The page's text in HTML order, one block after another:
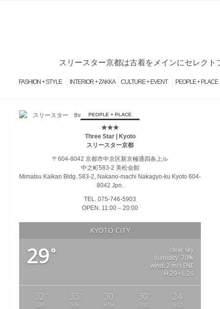
スリースター京都は古着をメインにセレク
FASHION + STYLE INTERIOR + ZAKKA CULTURE + EVENT PEOPLE + PLACE
займ на карту онлайн без отказаPEOPLE + PLACE
★★★
Three Star | Kyoto
スリースター京都
〒604-8042 京都市中京区新京極通四条上ル
中之町583-2 美松会館
Mimatsu Kaikan Bldg. 583-2, Nakano-machi Nakagyo-ku Kyoto 604-
8042 Jpn.
TEL. 075-746-5903
OPEN. 11:00 – 20:00
KYOTO CITY
29°
clear sky
humidity: 70%
wind: 2 m/s ENE
H 29 • L 26
32 °
SAT
33 °
SUN
30 °
MON
30 °
TUE
24°
WED